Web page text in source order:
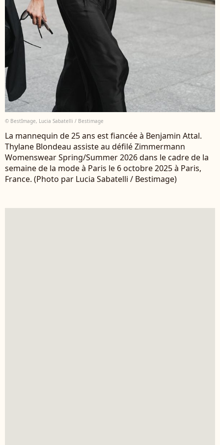
© BestImage, Lucia Sabatelli / Bestimage
La mannequin de 25 ans est fiancée à Benjamin Attal.
Thylane Blondeau assiste au défilé Zimmermann
Womenswear Spring/Summer 2026 dans le cadre de la
semaine de la mode à Paris le 6 octobre 2025 à Paris,
France. (Photo par Lucia Sabatelli / Bestimage)